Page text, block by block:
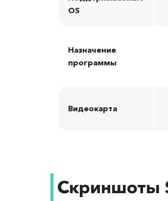
OS
Назначение
программы
Видеокарта
Скриншоты